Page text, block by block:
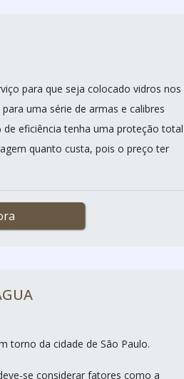
para que seja colocado vidros nos
uma série de armas e calibres
eficiência tenha uma proteção total
quanto custa, pois o preço ter
torno da cidade de São Paulo.
se considerar fatores como a